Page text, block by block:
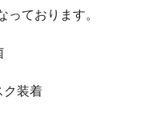
っております。
ク装着